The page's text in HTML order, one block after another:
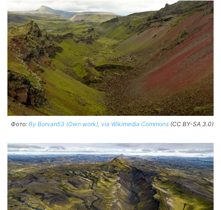
Фото: By Borvan53 (Own work), via Wikimedia Commons (CC BY-SA 3.0)